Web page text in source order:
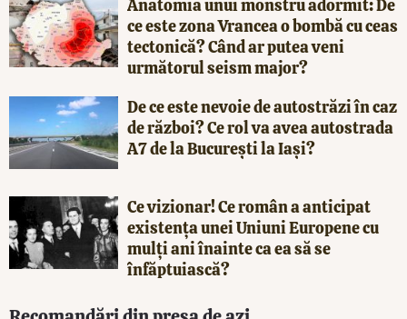
Anatomia unui monstru adormit: De
ce este zona Vrancea o bombă cu ceas
tectonică? Când ar putea veni
următorul seism major?
De ce este nevoie de autostrăzi în caz
de război? Ce rol va avea autostrada
A7 de la București la Iași?
Ce vizionar! Ce român a anticipat
existența unei Uniuni Europene cu
mulți ani înainte ca ea să se
înfăptuiască?